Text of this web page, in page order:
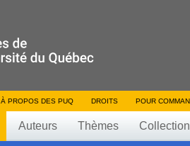
À PROPOS DES PUQ DROITS POUR
Auteurs Thèmes